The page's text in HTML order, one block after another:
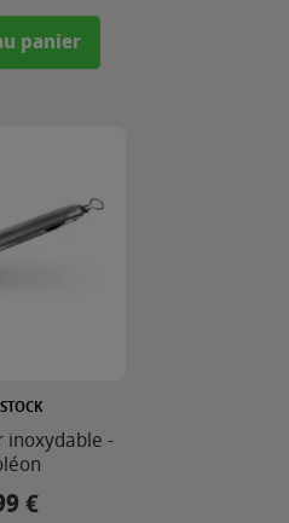
panier
inoxydable -
€